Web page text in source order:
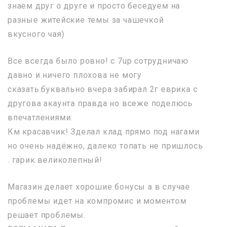
знаем друг о друге и просто беседуем на
разные житейские темы за чашечкой
вкусного чая)
Все всегда было ровно! с 7up сотрудничаю
давно и ничего плохова не могу
сказать.буквально вчера забирал 2г еврика с
другова акаунта правда но всеже поделюсь
впечатлениями.
Км красавчик! Зделал клад прямо под нагами
но очень надёжно, далеко топать не пришлось
. гарик великолепный!
Магазин делает хорошие бонусы а в случае
проблемы идет на компромис и моментом
решает проблемы.